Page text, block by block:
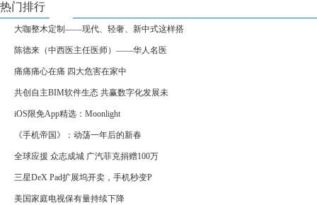
热门排行
大咖整木定制——现代、轻奢、新中式这样搭
陈德来（中西医主任医师）——华人名医
痛痛痛心在痛 四大危害在家中
共创自主BIM软件生态 共赢数字化发展未
iOS限免App精选：Moonlight
《手机帝国》：动荡一年后的新春
全球应援 众志成城 广汽菲克捐赠100万
三星DeX Pad扩展坞开卖，手机秒变P
美国家庭电视保有量持续下降